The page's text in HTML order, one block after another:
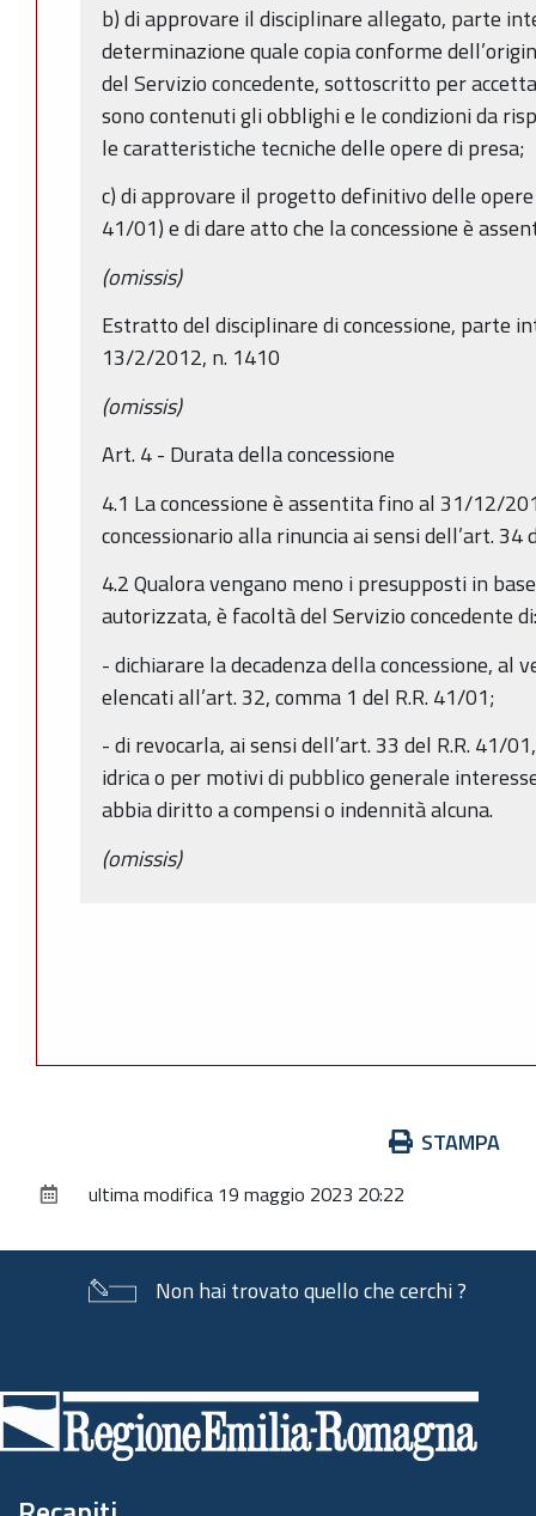
b) di approvare il disciplinare allegato, parte
determinazione quale copia conforme
del Servizio concedente, sottoscritto per
sono contenuti gli obblighi e le condizioni da
le caratteristiche tecniche delle opere di presa;
c) di approvare il progetto definitivo delle opere
41/01) e di dare atto che la concessione è
(omissis)
Estratto del disciplinare di concessione, parte
13/2/2012, n. 1410
(omissis)
Art. 4 - Durata della concessione
4.1 La concessione è assentita fino al 31/12/
concessionario alla rinuncia ai sensi dell’art. 34
4.2 Qualora vengano meno i presupposti in
autorizzata, è facoltà del Servizio concedente di:
- dichiarare la decadenza della concessione, al
elencati all’art. 32, comma 1 del R.R. 41/01;
- di revocarla, ai sensi dell’art. 33 del R.R. 41/
idrica o per motivi di pubblico generale
abbia diritto a compensi o indennità alcuna.
(omissis)
documento
STAMPA
ultima modifica 19 maggio 2023 20:22
Non hai trovato quello che cerchi ?
di
pagina